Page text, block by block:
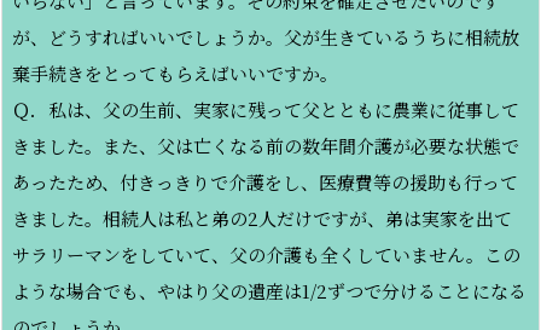
が、どうすればいいでしょうか。父が生きているうちに相続放
棄手続きをとってもらえばいいですか。
Ｑ．私は、父の生前、実家に残って父とともに農業に従事して
きました。また、父は亡くなる前の数年間介護が必要な状態で
あったため、付きっきりで介護をし、医療費等の援助も行って
きました。相続人は私と弟の2人だけですが、弟は実家を出て
サラリーマンをしていて、父の介護も全くしていません。この
ような場合でも、やはり父の遺産は1/2ずつで分けることになる